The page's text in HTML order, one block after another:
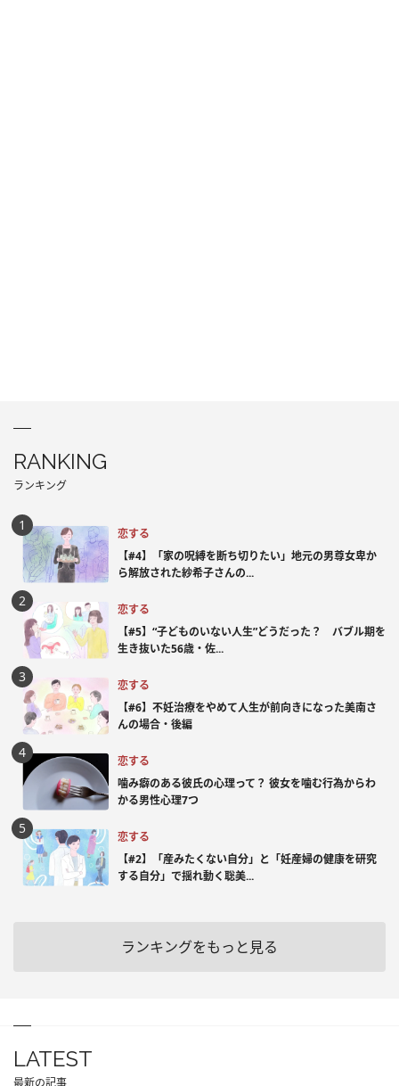
RANKING
ランキング
恋する
【#4】「家の呪縛を断ち切りたい」地元の男尊女卑か
ら解放された紗希子さんの...
恋する
【#5】“子どものいない人生”どうだった？ バブル期を
生き抜いた56歳・佐...
恋する
【#6】不妊治療をやめて人生が前向きになった美南さ
んの場合・後編
恋する
噛み癖のある彼氏の心理って？ 彼女を噛む行為からわ
かる男性心理7つ
恋する
【#2】「産みたくない自分」と「妊産婦の健康を研究
する自分」で揺れ動く聡美...
ランキングをもっと見る
LATEST
最新の記事